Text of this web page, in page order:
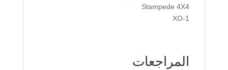
Stampede 4X4
XO-1
المراجعات